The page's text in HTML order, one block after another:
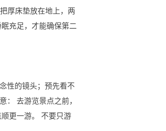
厚床垫放在地上，两
充足，才能确保第二
性的镜头；预先看不
： 去游览景点之前，
更一游。 不要只游